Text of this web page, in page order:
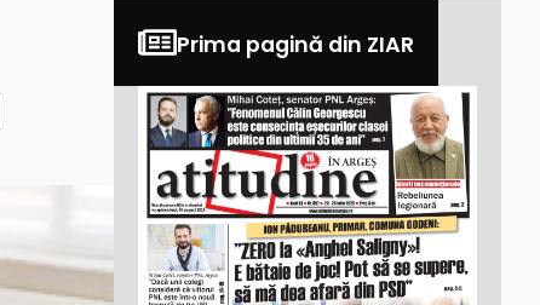
Prima pagină din ZIAR